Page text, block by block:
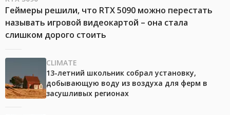
Геймеры решили, что RTX 5090 можно перестать
называть игровой видеокартой – она стала
слишком дорого стоить
CLIMATE
13-летний школьник собрал установку,
добывающую воду из воздуха для ферм в
засушливых регионах